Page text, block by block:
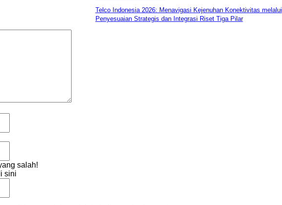
Telco Indonesia 2026: Menavigasi Kejenuhan Konektivitas melalui
Penyesuaian Strategis dan Integrasi Riset Tiga Pilar
salah!
sini